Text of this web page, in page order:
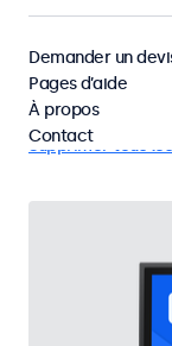
Écrans tactiles 19
Supprimer tous
Demander un
Pages d’aide
À propos
Contact